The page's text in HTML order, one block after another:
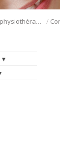
Formation en physiothérapie /